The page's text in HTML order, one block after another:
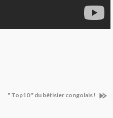
" Top10 " du bêtisier congolais !